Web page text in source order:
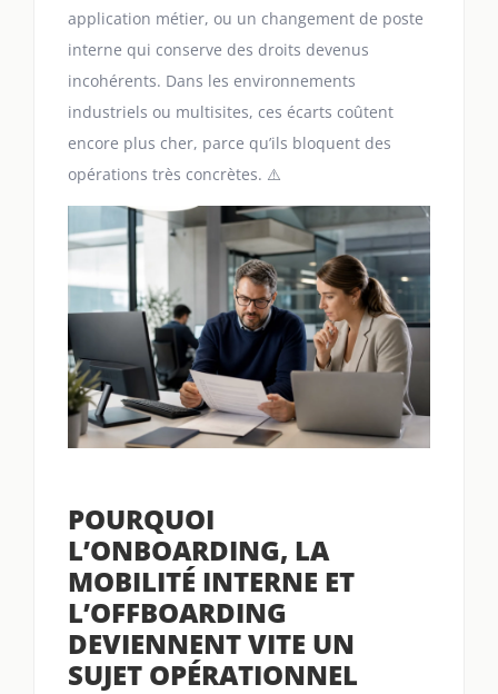
application métier, ou un changement de poste
interne qui conserve des droits devenus
incohérents. Dans les environnements
industriels ou multisites, ces écarts coûtent
encore plus cher, parce qu’ils bloquent des
opérations très concrètes. ⚠️
POURQUOI
L’ONBOARDING, LA
MOBILITÉ INTERNE ET
L’OFFBOARDING
DEVIENNENT VITE UN
SUJET OPÉRATIONNEL